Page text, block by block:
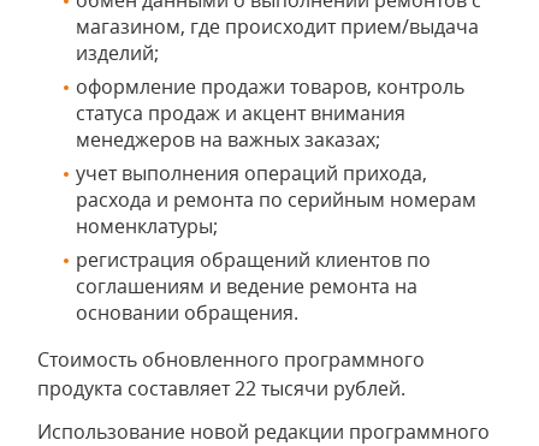
магазином, где происходит прием/выдача
изделий;
оформление продажи товаров, контроль
статуса продаж и акцент внимания
менеджеров на важных заказах;
учет выполнения операций прихода,
расхода и ремонта по серийным номерам
номенклатуры;
регистрация обращений клиентов по
соглашениям и ведение ремонта на
основании обращения.
Стоимость обновленного программного
продукта составляет 22 тысячи рублей.
Использование новой редакции программного